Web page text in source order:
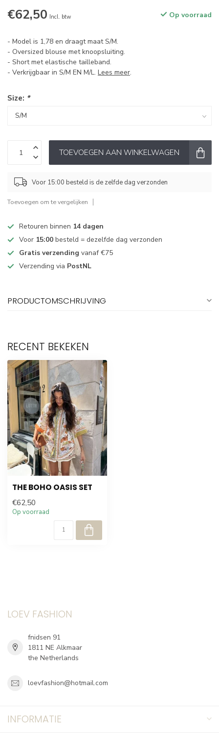
€62,50 Incl. btw Op voorraad
- Model is 1,78 en draagt maat S/M.
- Oversized blouse met knoopsluiting.
- Short met elastische tailleband.
- Verkrijgbaar in S/M EN M/L. Lees meer.
Size: *
TOEVOEGEN AAN WINKELWAGEN
Voor 15:00 besteld is de zelfde dag verzonden
Toevoegen om te vergelijken
Retouren binnen 14 dagen
Voor 15:00 besteld = dezelfde dag verzonden
Gratis verzending vanaf €75
Verzending via PostNL
PRODUCTOMSCHRIJVING
RECENT BEKEKEN
THE BOHO OASIS SET
€62,50
Op voorraad
LOEV FASHION
fnidsen 91
1811 NE Alkmaar
the Netherlands
loevfashion@hotmail.com
INFORMATIE